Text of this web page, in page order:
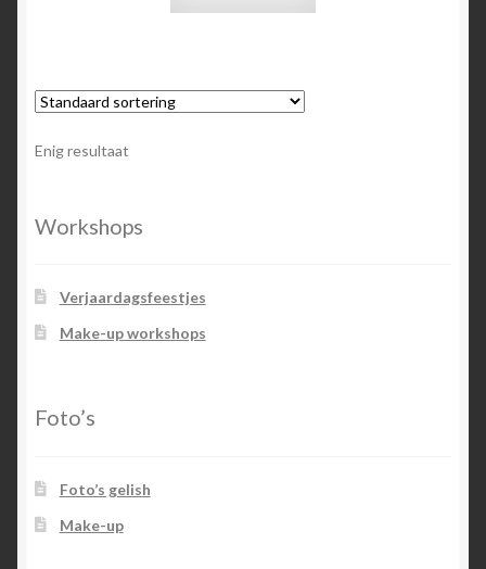
Enig resultaat
Workshops
Verjaardagsfeestjes
Make-up workshops
Foto’s
Foto’s gelish
Make-up